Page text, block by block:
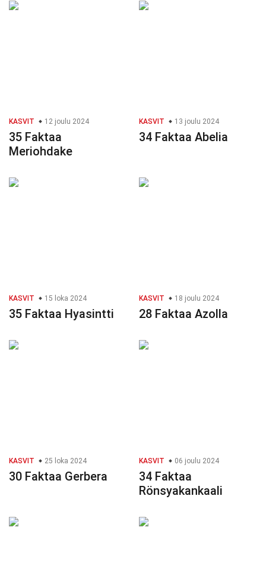
KASVIT 12 joulu 2024
35 Faktaa
Meriohdake
KASVIT 13 joulu 2024
34 Faktaa Abelia
KASVIT 15 loka 2024
35 Faktaa Hyasintti
KASVIT 18 joulu 2024
28 Faktaa Azolla
KASVIT 25 loka 2024
30 Faktaa Gerbera
KASVIT 06 joulu 2024
34 Faktaa
Rönsyakankaali